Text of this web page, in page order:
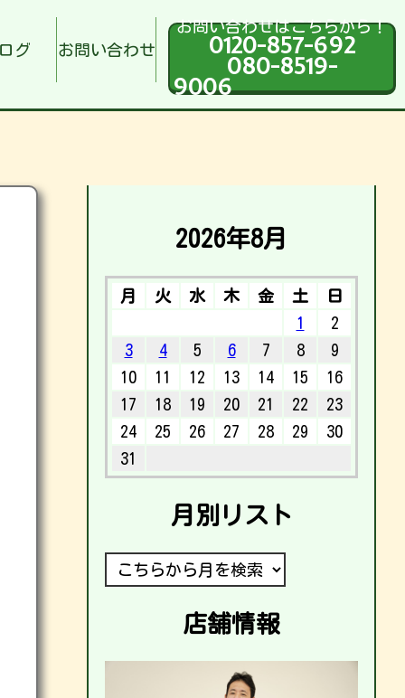
グ お問い合わせ
お問い合わせはこちらから！
0120-857-692
080-8519-
9006
2026年8月
月 火 水 木 金 土
日
1
2
3
4 5 6 7 8
9
10
11 12 13 14 15
16
17
18 19 20 21 22
23
24
25 26 27 28 29
30
31
月別リスト
店舗情報